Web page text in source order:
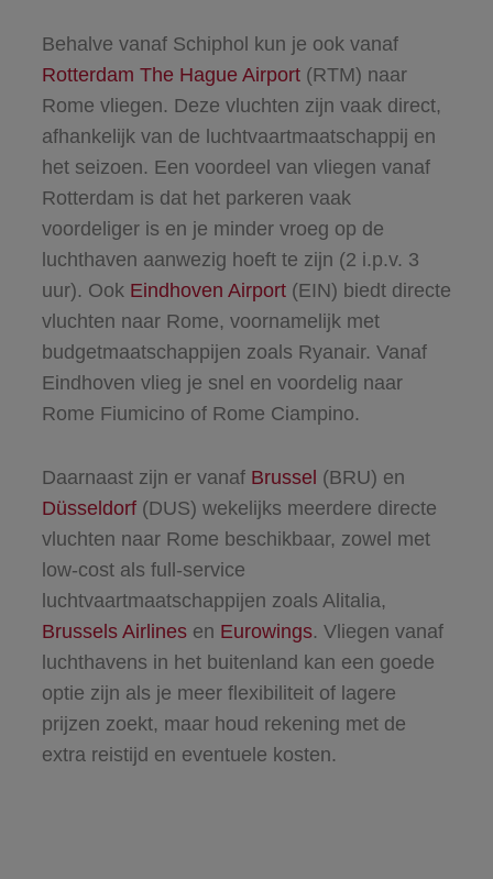
Behalve vanaf Schiphol kun je ook vanaf
Rotterdam The Hague Airport(RTM) naar
Rome vliegen. Deze vluchten zijn vaak direct,
afhankelijk van de luchtvaartmaatschappij en
het seizoen. Een voordeel van vliegen vanaf
Rotterdam is dat het parkeren vaak
voordeliger is en je minder vroeg op de
luchthaven aanwezig hoeft te zijn (2 i.p.v. 3
uur). Ook Eindhoven Airport(EIN) biedt directe
vluchten naar Rome, voornamelijk met
budgetmaatschappijen zoals Ryanair. Vanaf
Eindhoven vlieg je snel en voordelig naar
Rome Fiumicino of Rome Ciampino.
Daarnaast zijn er vanaf Brussel (BRU) en
Düsseldorf(DUS) wekelijks meerdere directe
vluchten naar Rome beschikbaar, zowel met
low-cost als full-service
luchtvaartmaatschappijen zoals Alitalia,
Brussels Airlinesen Eurowings. Vliegen vanaf
luchthavens in het buitenland kan een goede
optie zijn als je meer flexibiliteit of lagere
prijzen zoekt, maar houd rekening met de
extra reistijd en eventuele kosten.